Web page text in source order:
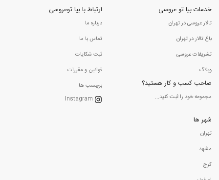
خدمات بیا تو عروسی
تالار عروسی در تهران
باغ تالار در تهران
تشریفات عروسی
وبلاگ
صاحب کسب و کار هستید؟
مجموعه خود را ثبت کنید...
ارتباط با بیا توعروسی
درباره ما
تماس با ما
ثبت شکایات
قوانین و مقررات
برچسب ها
Instagram
شهر ها
تهران
مشهد
کرج